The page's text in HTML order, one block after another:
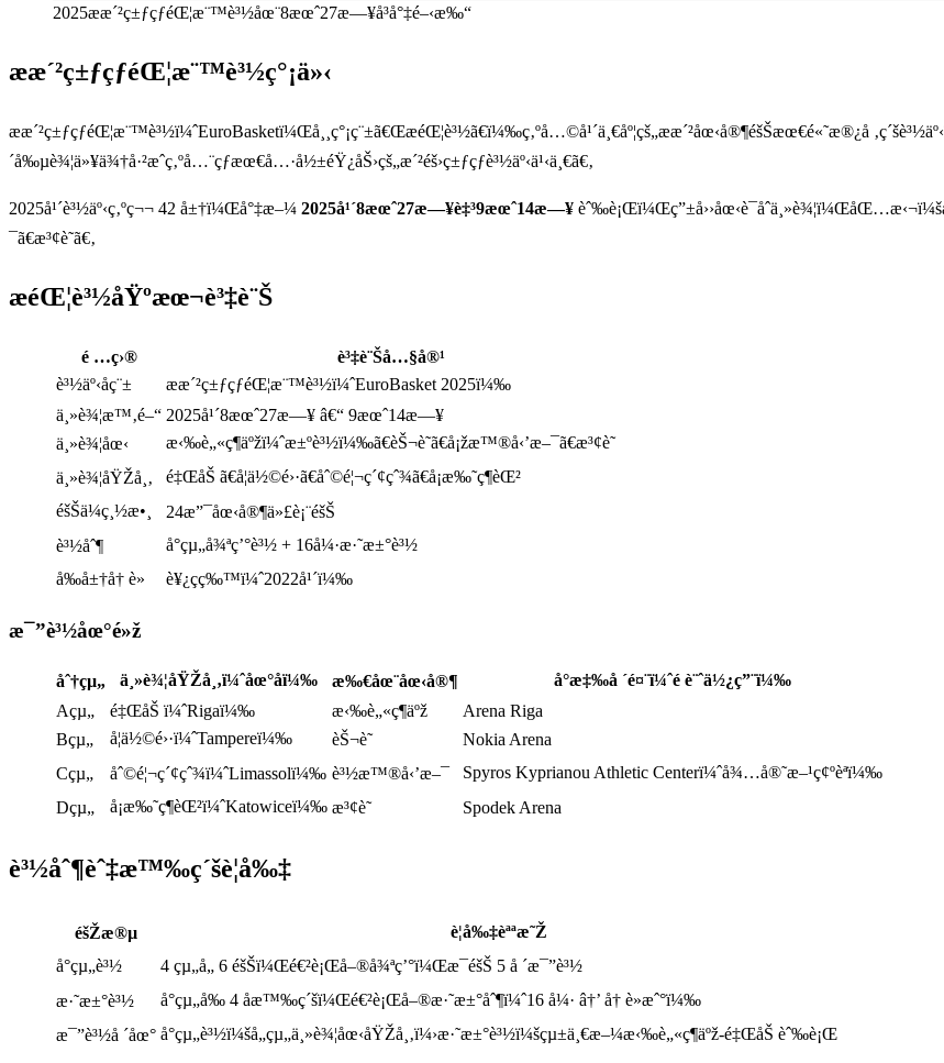
2025æ­æ´²ç±ƒçƒéŒ¦æ¨™è³½åœ¨8æœˆ27æ—¥å³å°‡é–‹æ‰“
æ­æ´²ç±ƒçƒéŒ¦æ¨™è³½ç°¡ä»‹
æ­æ´²ç±ƒçƒéŒ¦æ¨™è³½ï¼ˆEuroBasketï¼Œå¸¸ç°¡ç¨±ã€Œæ­éŒ¦è³½ã€ï¼‰ç‚ºå…©å¹´ä¸€åº¦çš„æ­æ´²åœ‹å®¶éšŠæœ€é«˜æ®¿å
´å‰µè¾¦ä»¥ä¾†å·²æˆç‚ºå…¨çƒæœ€å…·å½±éŸ¿åŠ›çš„æ´²éš›ç±ƒçƒè³½äº‹ä¹‹ä¸€ã€‚
2025å¹´è³½äº‹ç‚ºç¬¬ 42 å±†ï¼Œå°‡æ–¼ 2025å¹´8æœˆ27æ—¥è‡³9æœˆ14æ—¥
¯ã€æ³¢è˜­ã€‚
æ­éŒ¦è³½åŸºæœ¬è³‡è¨Š
é …ç›®
è³‡è¨Šå…§å®¹
è³½äº‹åç¨±
æ­æ´²ç±ƒçƒéŒ¦æ¨™è³½ï¼ˆEuroBasket 2025ï¼‰
ä¸»è¾¦æ™‚é–“ 2025å¹´8æœˆ27æ—¥ â€“ 9æœˆ14æ—¥
ä¸»è¾¦åœ‹
æ‹‰è„«ç¶­äºžï¼ˆæ±ºè³½ï¼‰ã€èŠ¬è˜­ã€å¡žæ™®å‹’æ–¯ã€æ³¢è˜­
ä¸»è¾¦åŸŽå¸‚
é‡ŒåŠ ã€å¦ä½©é›·ã€åˆ©é¦¬ç´¢çˆ¾ã€å¡æ‰˜ç¶­èŒ²
éšŠä¼ç¸½æ•¸
24æ”¯åœ‹å®¶ä»£è¡¨éšŠ
è³½åˆ¶
å°çµ„å¾ªç’°è³½ + 16å¼·æ·˜æ±°è³½
å‰å±†å† è»
è¥¿ç­ç‰™ï¼ˆ2022å¹´ï¼‰
æ¯”è³½åœ°é»ž
åˆ†çµ„ ä¸»è¾¦åŸŽå¸‚ï¼ˆåœ°åï¼‰ æ‰€åœ¨åœ‹å®¶
å°æ‡‰å ´é¤¨ï¼ˆé è¨ˆä½¿ç”¨ï¼‰
Açµ„
é‡ŒåŠ ï¼ˆRigaï¼‰ æ‹‰è„«ç¶­äºž
Arena Riga
Bçµ„
å¦ä½©é›·ï¼ˆTampereï¼‰ èŠ¬è˜­
Nokia Arena
Cçµ„
åˆ©é¦¬ç´¢çˆ¾ï¼ˆLimassolï¼‰ è³½æ™®å‹’æ–¯
Spyros Kyprianou Athletic Centerï¼ˆå¾…å®˜æ–¹ç¢ºèªï¼‰
Dçµ„
å¡æ‰˜ç¶­èŒ²ï¼ˆKatowiceï¼‰ æ³¢è˜­ Spodek Arena
è³½åˆ¶èˆ‡æ™‰ç´šè¦å‰‡
éšŽæ®µ
è¦å‰‡èªªæ˜Ž
å°çµ„è³½
4 çµ„å„ 6 éšŠï¼Œé€²è¡Œå–®å¾ªç’°ï¼Œæ¯éšŠ 5 å ´æ¯”è³½
æ·˜æ±°è³½
å°çµ„å‰ 4 åæ™‰ç´šï¼Œé€²è¡Œå–®æ·˜æ±°åˆ¶ï¼ˆ16 å¼· â†’ å† è»æˆ°ï¼‰
æ¯”è³½å ´åœ° å°çµ„è³½ï¼šå„çµ„ä¸»è¾¦åœ‹åŸŽå¸‚ï¼›æ·˜æ±°è³½ï¼šçµ±ä¸€æ–¼æ‹‰è„«ç¶­äºž-é‡ŒåŠ èˆ‰è¡Œ